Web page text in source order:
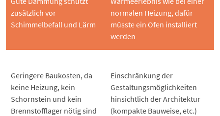
zusätzlich vor
Schimmelbefall und Lärm
normalen Heizung, dafür
müsste ein Ofen installiert
werden
Geringere Baukosten, da
keine Heizung, kein
Schornstein und kein
Brennstofflager nötig sind
Einschränkung der
Gestaltungsmöglichkeiten
hinsichtlich der Architektur
(kompakte Bauweise, etc.)